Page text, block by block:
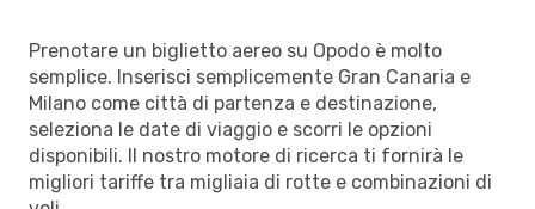
Prenotare un biglietto aereo su Opodo è molto
semplice. Inserisci semplicemente Gran Canaria e
Milano come città di partenza e destinazione,
seleziona le date di viaggio e scorri le opzioni
disponibili. Il nostro motore di ricerca ti fornirà le
migliori tariffe tra migliaia di rotte e combinazioni di